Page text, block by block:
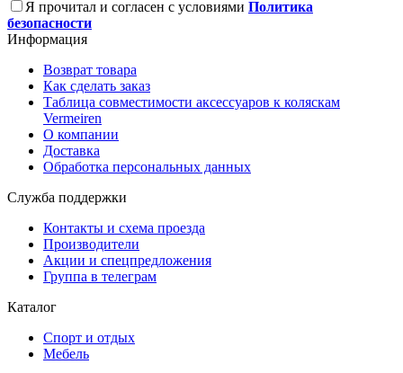
Я прочитал и согласен с условиями Политика
безопасности
Информация
Возврат товара
Как сделать заказ
Таблица совместимости аксессуаров к коляскам
Vermeiren
О компании
Доставка
Обработка персональных данных
Служба поддержки
Контакты и схема проезда
Производители
Акции и спецпредложения
Группа в телеграм
Каталог
Спорт и отдых
Мебель